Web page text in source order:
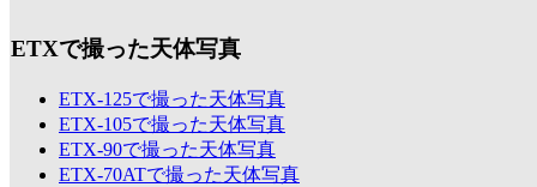
ETXで撮った天体写真
ETX-125で撮った天体写真
ETX-105で撮った天体写真
ETX-90で撮った天体写真
ETX-70ATで撮った天体写真